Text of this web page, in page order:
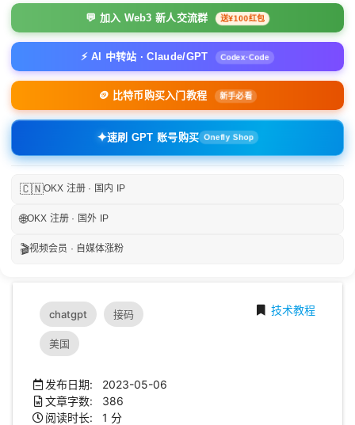
💬 加入 Web3 新人交流群 送¥100红包
⚡ AI 中转站 · Claude/GPT Codex·Code
🪙 比特币购买入门教程 新手必看
✦速刷 GPT 账号购买 Onefly Shop
🇨🇳OKX 注册 · 国内 IP
🌐OKX 注册 · 国外 IP
🎬视频会员 · 自媒体涨粉
chatgpt 接码
美国
技术教程
发布日期: 2023-05-06
文章字数: 386
阅读时长: 1 分